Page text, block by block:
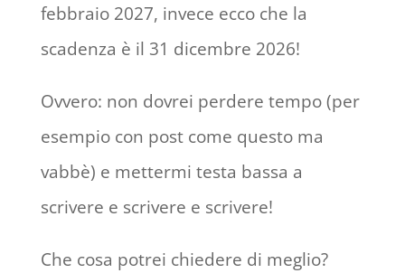
febbraio 2027, invece ecco che la
scadenza è il 31 dicembre 2026!
Ovvero: non dovrei perdere tempo (per
esempio con post come questo ma
vabbè) e mettermi testa bassa a
scrivere e scrivere e scrivere!
Che cosa potrei chiedere di meglio?